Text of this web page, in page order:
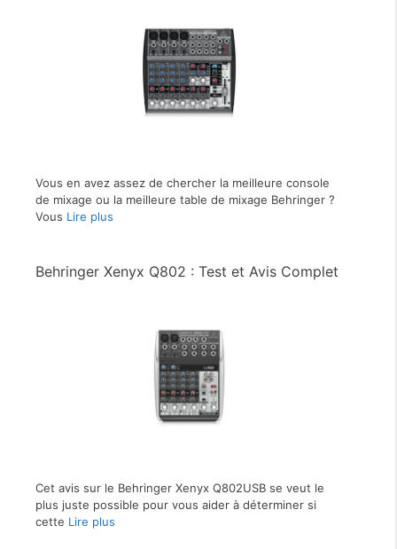
Vous en avez assez de chercher la meilleure console
de mixage ou la meilleure table de mixage Behringer ?
Vous Lire plus
Behringer Xenyx Q802 : Test et Avis Complet
Cet avis sur le Behringer Xenyx Q802USB se veut le
plus juste possible pour vous aider à déterminer si
cette Lire plus